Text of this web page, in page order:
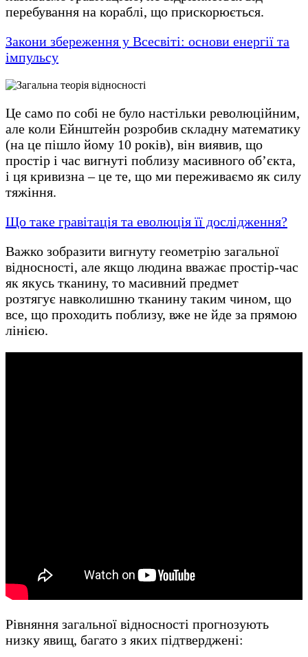
перебування на кораблі, що прискорюється.
Закони збереження у Всесвіті: основи енергії та
імпульсу
Це само по собі не було настільки революційним,
але коли Ейнштейн розробив складну математику
(на це пішло йому 10 років), він виявив, що
простір і час вигнуті поблизу масивного об’єкта,
і ця кривизна – це те, що ми переживаємо як силу
тяжіння.
Що таке гравітація та еволюція її дослідження?
Важко зобразити вигнуту геометрію загальної
відносності, але якщо людина вважає простір-час
як якусь тканину, то масивний предмет
розтягує навколишню тканину таким чином, що
все, що проходить поблизу, вже не йде за прямою
лінією.
Рівняння загальної відносності прогнозують
низку явищ, багато з яких підтверджені: